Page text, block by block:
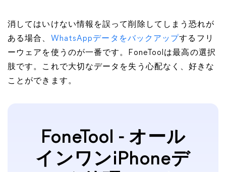
消してはいけない情報を誤って削除してしまう恐れが
ある場合、 WhatsAppデータをバックアップするフリ
ーウェアを使うのが一番です。FoneToolは最高の選択
肢です。これで大切なデータを失う心配なく、好きな
ことができます。
FoneTool - オール
インワンiPhoneデ